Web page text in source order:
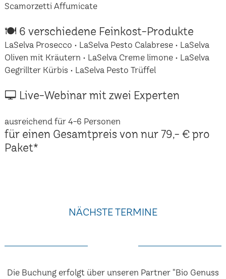
Scamorzetti Affumicate
🍽 6 verschiedene Feinkost-Produkte
LaSelva Prosecco • LaSelva Pesto Calabrese • LaSelva
Oliven mit Kräutern • LaSelva Creme limone • LaSelva
Gegrillter Kürbis • LaSelva Pesto Trüffel
🖵 Live-Webinar mit zwei Experten
ausreichend für 4-6 Personen
für einen Gesamtpreis von nur 79,- € pro
Paket*
NÄCHSTE TERMINE
Die Buchung erfolgt über unseren Partner "Bio Genuss